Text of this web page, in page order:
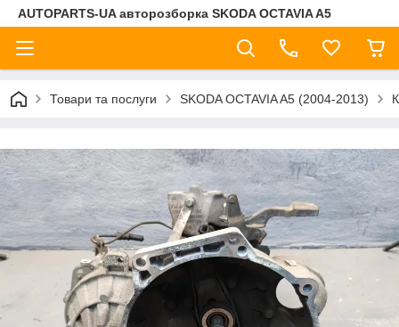
AUTOPARTS-UA авторозборка SKODA OCTAVIA A5
Товари та послуги SKODA OCTAVIA A5 (2004-2013)